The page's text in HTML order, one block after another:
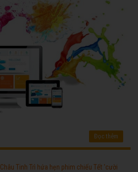
Đọc thêm
Châu Tinh Trì hứa hẹn phim chiếu Tết 'cười